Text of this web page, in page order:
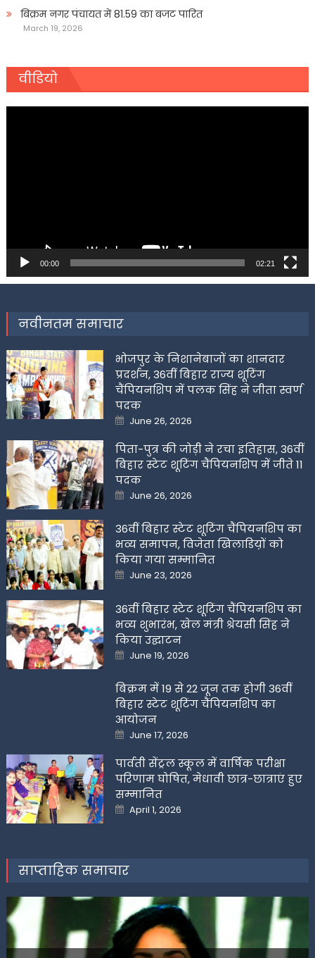
बिक्रम नगर पंचायत में 81.59 का बजट पारित
March 19, 2026
वीडियो
00:00 02:21
नवीनतम समाचार
भोजपुर के निशानेबाजों का शानदार
प्रदर्शन, 36वीं बिहार राज्य शूटिंग
चैंपियनशिप में पलक सिंह ने जीता स्वर्ण
पदक
Posted
on
June 26, 2026
पिता-पुत्र की जोड़ी ने रचा इतिहास, 36वीं
बिहार स्टेट शूटिंग चैंपियनशिप में जीते 11
पदक
Posted
on
June 26, 2026
36वीं बिहार स्टेट शूटिंग चैंपियनशिप का
भव्य समापन, विजेता खिलाडिय़ों को
किया गया सम्मानित
Posted
on
June 23, 2026
36वीं बिहार स्टेट शूटिंग चैंपियनशिप का
भव्य शुभारंभ, खेल मंत्री श्रेयसी सिंह ने
किया उद्घाटन
Posted
on
June 19, 2026
बिक्रम में 19 से 22 जून तक होगी 36वीं
बिहार स्टेट शूटिंग चैंपियनशिप का
आयोजन
Posted
on
June 17, 2026
पार्वती सेंट्रल स्कूल में वार्षिक परीक्षा
परिणाम घोषित, मेधावी छात्र-छात्राएं हुए
सम्मानित
Posted
on
April 1, 2026
साप्ताहिक समाचार